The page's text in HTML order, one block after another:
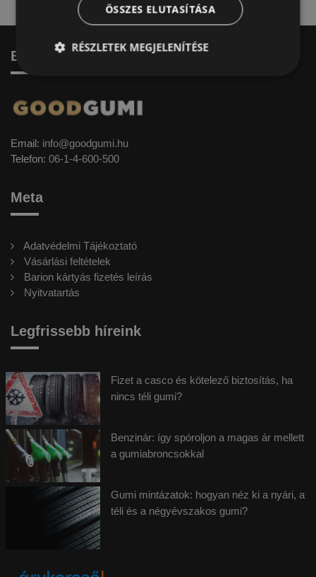
Elérhetőség
Email: info@goodgumi.hu
Telefon: 06-1-4-600-500
Meta
Adatvédelmi Tájékoztató
Vásárlási feltételek
Barion kártyás fizetés leírás
Nyitvatartás
Legfrissebb híreink
Fizet a casco és kötelező biztosítás, ha
nincs téli gumi?
Benzinár: így spóroljon a magas ár mellett
a gumiabroncsokkal
Gumi mintázatok: hogyan néz ki a nyári, a
téli és a négyévszakos gumi?
ÖSSZES ELUTASÍTÁSA
RÉSZLETEK MEGJELENÍTÉSE